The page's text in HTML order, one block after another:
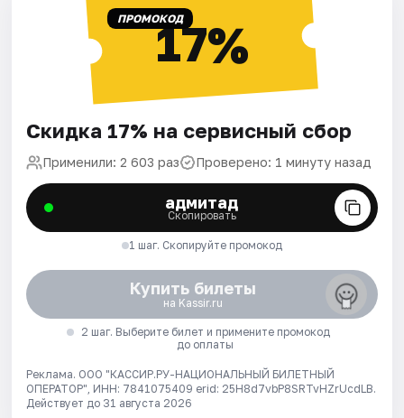
ПРОМОКОД17%
Скидка 17% на сервисный сбор
Применили: 2 603 раз Проверено: 1 минуту назад
адмитад
Скопировать
1 шаг. Скопируйте промокод
Купить билеты
на Kassir.ru
2 шаг. Выберите билет и примените промокод
до оплаты
Реклама. ООО "КАССИР.РУ-НАЦИОНАЛЬНЫЙ БИЛЕТНЫЙ
ОПЕРАТОР", ИНН: 7841075409 erid: 25H8d7vbP8SRTvHZrUcdLB.
Действует до 31 августа 2026